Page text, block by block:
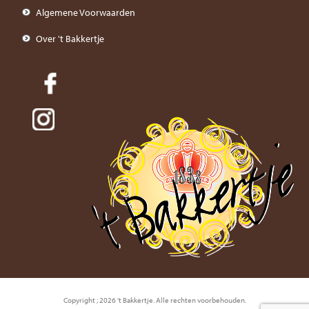
Algemene Voorwaarden
Over 't Bakkertje
Copyright ; 2026 't Bakkertje. Alle rechten voorbehouden.